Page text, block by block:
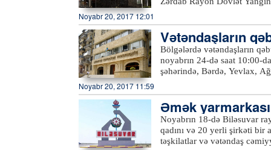
yaradılan “ASAN Radio”
məskunlaşmış məcburi
Nazirliyinin səlahiyyətlərinə
23-də saat 09-da Zərdab
başlayacaq.xeber100.com
Noyabr 20, 2017 12:01
Vətəndaşların
Bölgələrdə vətəndaşların
noyabrın 24-də saat 10:00-
şəhərində, Bərdə, Yevlax,
vətəndaşların prokurorluq
baxılacaq.Qəbula gəlmək
müvafiq rayon prokurorları
Noyabr 20, 2017 11:59
Əmək
Noyabrın 18-də Biləsuvar
qadını və 20 yerli şirkəti bir
təşkilatlar və vətəndaş